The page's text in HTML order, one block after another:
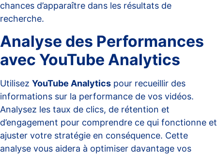
chances d’apparaître dans les résultats de
recherche.
Analyse des Performances
avec YouTube Analytics
Utilisez YouTube Analytics pour recueillir des
informations sur la performance de vos vidéos.
Analysez les taux de clics, de rétention et
d’engagement pour comprendre ce qui fonctionne et
ajuster votre stratégie en conséquence. Cette
analyse vous aidera à optimiser davantage vos